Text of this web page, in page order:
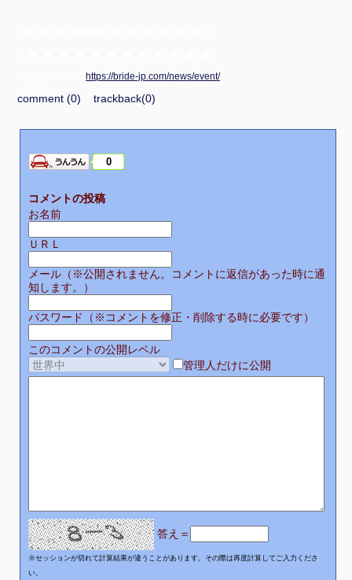
https://bride-jp.com/news/event/
comment (0) trackback(0)
0
コメントの投稿
お名前
ＵＲＬ
メール（※公開されません。コメントに返信があった時に通
知します。）
パスワード（※コメントを修正・削除する時に必要です）
このコメントの公開レベル
管理人だけに公開
答え＝
※セッションが切れて計算結果が違うことがあります。その際は再度計算してご入力くださ
い。